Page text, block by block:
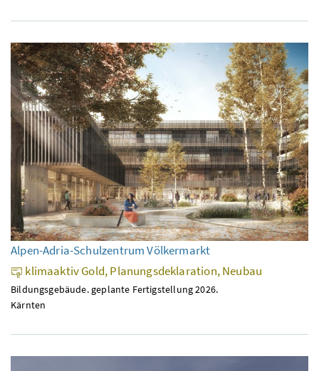
Alpen-Adria-Schulzentrum Völkermarkt
klimaaktiv Gold, Planungsdeklaration, Neubau
Bildungsgebäude. geplante Fertigstellung 2026.
Kärnten